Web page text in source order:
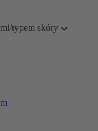
typem skóry